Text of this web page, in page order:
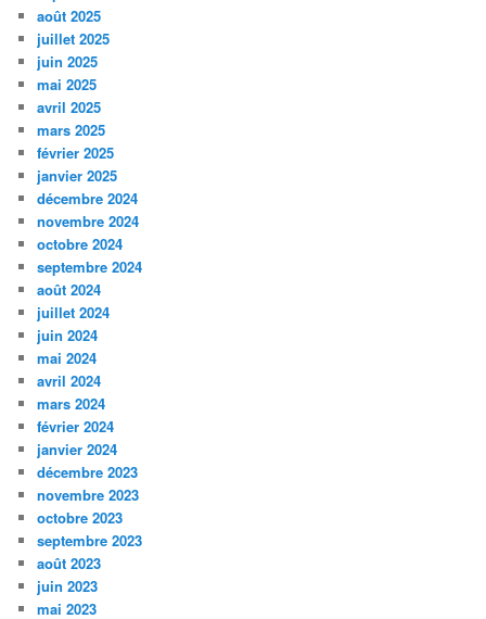
août 2025
juillet 2025
juin 2025
mai 2025
avril 2025
mars 2025
février 2025
janvier 2025
décembre 2024
novembre 2024
octobre 2024
septembre 2024
août 2024
juillet 2024
juin 2024
mai 2024
avril 2024
mars 2024
février 2024
janvier 2024
décembre 2023
novembre 2023
octobre 2023
septembre 2023
août 2023
juin 2023
mai 2023